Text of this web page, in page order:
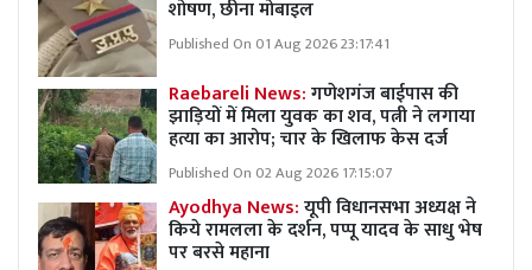
शोषण, छीना मोबाइल
Published On 01 Aug 2026 23:17:41
Raebareli News:गणेशगंज बाईपास की
झाड़ियों में मिला युवक का शव, पत्नी ने लगाया
हत्या का आरोप; चार के खिलाफ केस दर्ज
Published On 02 Aug 2026 17:15:07
Ayodhya News:यूपी विधानसभा अध्यक्ष ने
किये रामलला के दर्शन, पप्पू यादव के साधु भेष
पर बरसे महाना